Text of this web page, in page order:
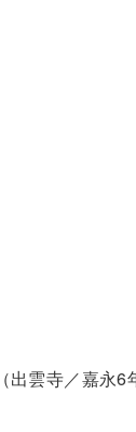
出雲寺／嘉永